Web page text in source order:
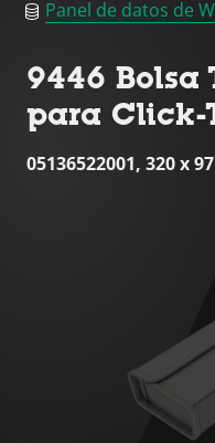
Panel de datos de
9446 Bolsa
para Click-
05136522001, 320 x